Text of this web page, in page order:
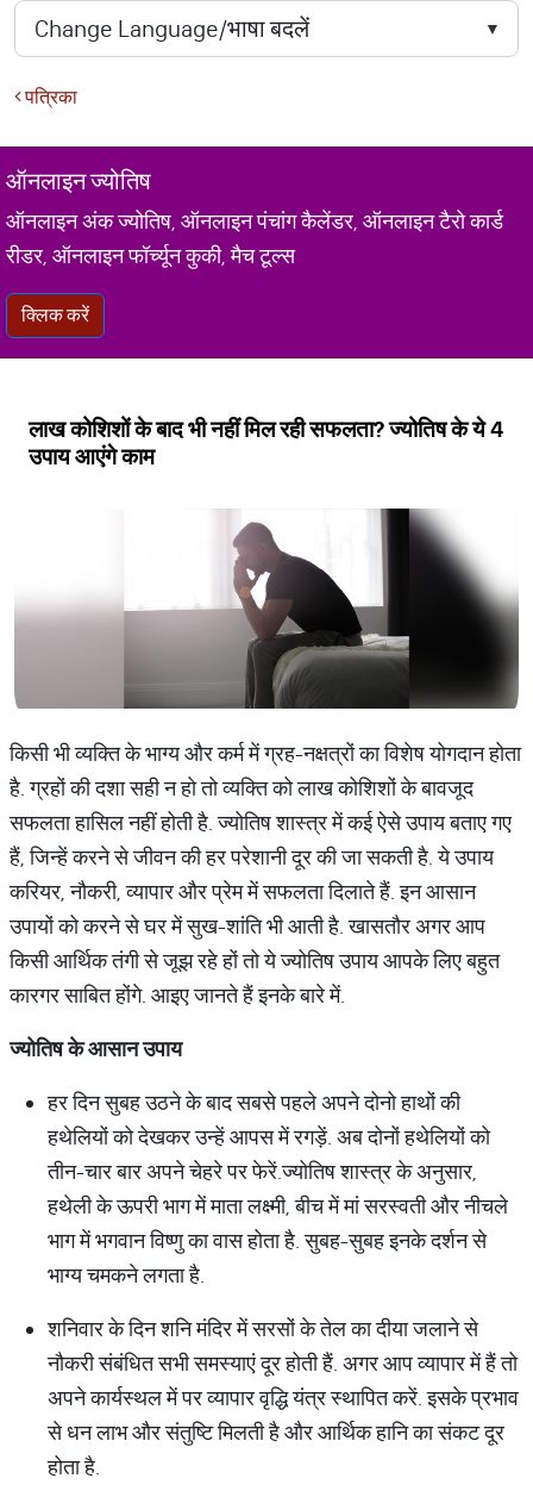
पत्रिका
ऑनलाइन ज्योतिष
ऑनलाइन अंक ज्योतिष, ऑनलाइन पंचांग कैलेंडर, ऑनलाइन टैरो कार्ड
रीडर, ऑनलाइन फॉर्च्यून कुकी, मैच टूल्स
क्लिक करें
लाख कोशिशों के बाद भी नहीं मिल रही सफलता? ज्योतिष के ये 4
उपाय आएंगे काम
किसी भी व्यक्ति के भाग्य और कर्म में ग्रह-नक्षत्रों का विशेष योगदान होता
है. ग्रहों की दशा सही न हो तो व्यक्ति को लाख कोशिशों के बावजूद
सफलता हासिल नहीं होती है. ज्योतिष शास्त्र में कई ऐसे उपाय बताए गए
हैं, जिन्हें करने से जीवन की हर परेशानी दूर की जा सकती है. ये उपाय
करियर, नौकरी, व्यापार और प्रेम में सफलता दिलाते हैं. इन आसान
उपायों को करने से घर में सुख-शांति भी आती है. खासतौर अगर आप
किसी आर्थिक तंगी से जूझ रहे हों तो ये ज्योतिष उपाय आपके लिए बहुत
कारगर साबित होंगे. आइए जानते हैं इनके बारे में.
ज्योतिषकेआसानउपाय
हर दिन सुबह उठने के बाद सबसे पहले अपने दोनो हाथों की
हथेलियों को देखकर उन्हें आपस में रगड़ें. अब दोनों हथेलियों को
तीन-चार बार अपने चेहरे पर फेरें.ज्योतिष शास्त्र के अनुसार,
हथेली के ऊपरी भाग में माता लक्ष्मी, बीच में मां सरस्वती और नीचले
भाग में भगवान विष्णु का वास होता है. सुबह-सुबह इनके दर्शन से
भाग्य चमकने लगता है.
शनिवार के दिन शनि मंदिर में सरसों के तेल का दीया जलाने से
नौकरी संबंधित सभी समस्याएं दूर होती हैं. अगर आप व्यापार में हैं तो
अपने कार्यस्थल में पर व्यापार वृद्धि यंत्र स्थापित करें. इसके प्रभाव
से धन लाभ और संतुष्टि मिलती है और आर्थिक हानि का संकट दूर
होता है.